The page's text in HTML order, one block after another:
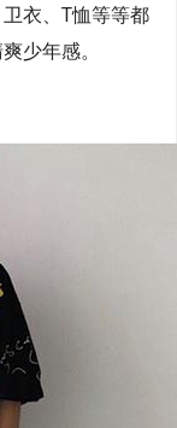
衣、T恤等等都
少年感。